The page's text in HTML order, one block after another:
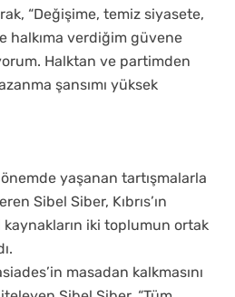
“Değişime, temiz siyasete,
halkıma verdiğim güvene
Halktan ve partimden
şansımı yüksek
yaşanan tartışmalarla
Sibel Siber, Kıbrıs’ın
iki toplumun ortak
masadan kalkmasını